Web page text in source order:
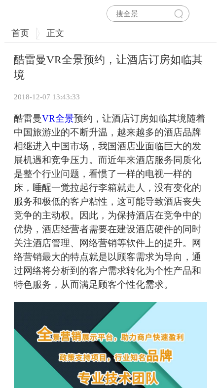
首页 正文
酷雷曼VR全景预约，让酒店订房如临其
境
2018-12-07 13:43:33
酷雷曼VR全景预约，让酒店订房如临其境随着
中国旅游业的不断升温，越来越多的酒店品牌
相继进入中国市场，我国酒店业面临巨大的发
展机遇和竞争压力。而近年来酒店服务同质化
是整个行业问题，看惯了一样的电视一样的
床，睡醒一觉拉起行李箱就走人，没有变化的
服务和极低的客户粘性，这可能导致酒店丧失
竞争的主动权。因此，为保持酒店在竞争中的
优势，酒店经营者需要在建设酒店硬件的同时
关注酒店管理、网络营销等软件上的提升。网
络营销最大的特点就是以顾客需求为导向，通
过网络将分析到的客户需求转化为个性产品和
特色服务，从而满足顾客个性化需求。